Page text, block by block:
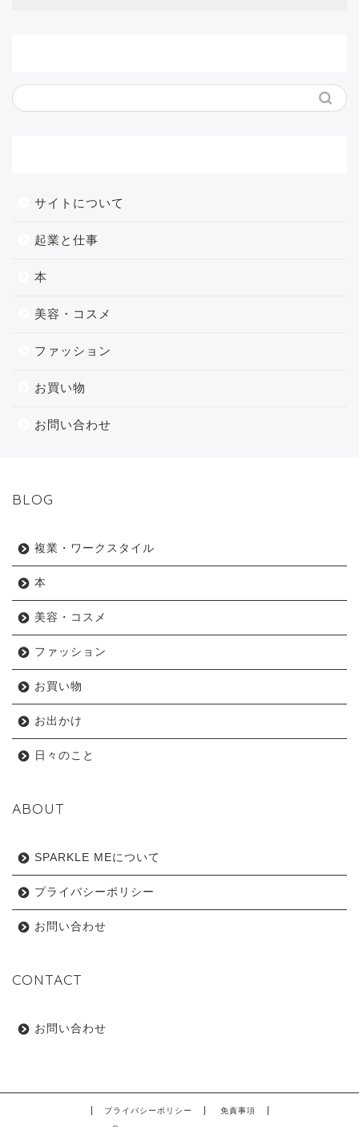
サイトについて
起業と仕事
本
美容・コスメ
ファッション
お買い物
お問い合わせ
BLOG
複業・ワークスタイル
本
美容・コスメ
ファッション
お買い物
お出かけ
日々のこと
ABOUT
SPARKLE MEについて
プライバシーポリシー
お問い合わせ
CONTACT
お問い合わせ
プライバシーポリシー 免責事項